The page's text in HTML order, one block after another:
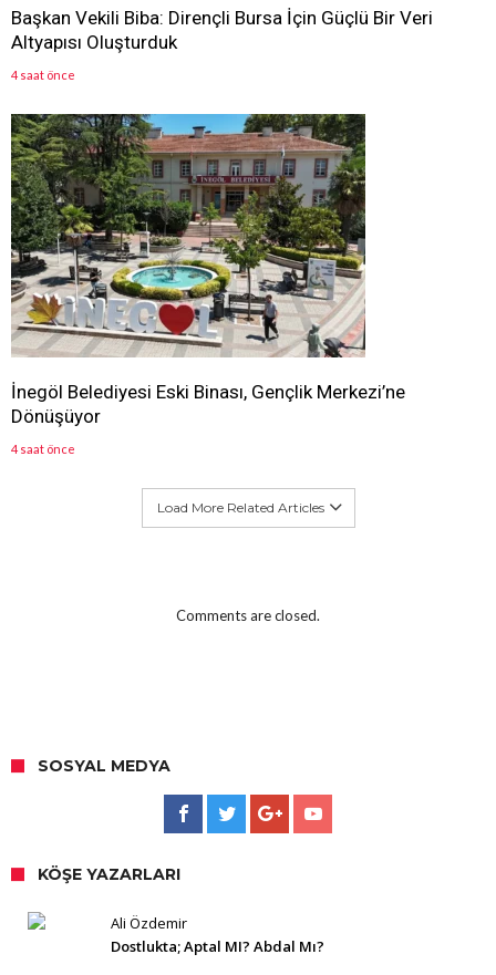
Başkan Vekili Biba: Dirençli Bursa İçin Güçlü Bir Veri
Altyapısı Oluşturduk
4 saat önce
İnegöl Belediyesi Eski Binası, Gençlik Merkezi’ne
Dönüşüyor
4 saat önce
Load More Related Articles
Comments are closed.
SOSYAL MEDYA
KÖŞE YAZARLARI
Ali Özdemir
Dostlukta; Aptal MI? Abdal Mı?